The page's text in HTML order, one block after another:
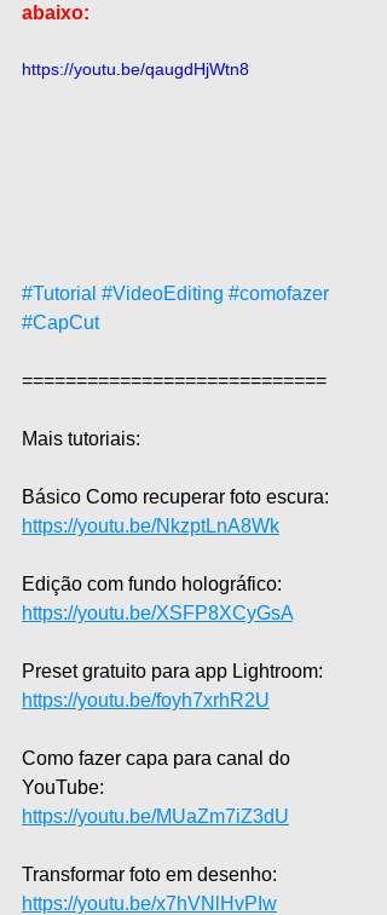
abaixo:
https://youtu.be/qaugdHjWtn8
#Tutorial #VideoEditing #comofazer
#CapCut
============================
Mais tutoriais:
Básico Como recuperar foto escura:
https://youtu.be/NkzptLnA8Wk
Edição com fundo holográfico:
https://youtu.be/XSFP8XCyGsA
Preset gratuito para app Lightroom:
https://youtu.be/foyh7xrhR2U
Como fazer capa para canal do
YouTube:
https://youtu.be/MUaZm7iZ3dU
Transformar foto em desenho:
https://youtu.be/x7hVNlHvPIw